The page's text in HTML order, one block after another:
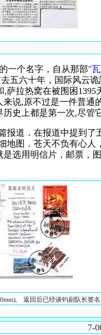
一个名字，自从那部"
五六十年，国际风云
萨拉热窝在被围困
说,原不过是一件普
历史上都是第一次,尽管
道．在报道中提到了
地图．苍天不负有心
选用明信片，邮票，
返回后已经谈钧副队长签名
7-